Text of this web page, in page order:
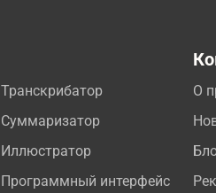
Транскрибатор
Суммаризатор
Иллюстратор
Программный интерфейс
О